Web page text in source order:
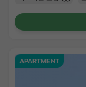
APARTMENT